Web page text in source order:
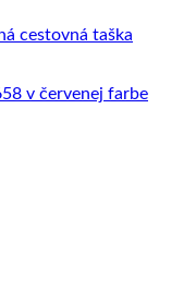
v červenej farbe